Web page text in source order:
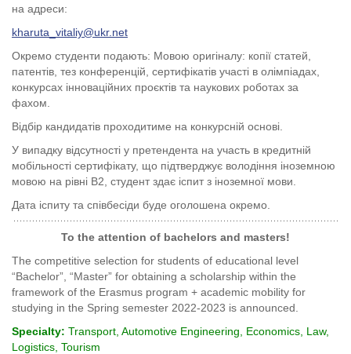
на адреси:
kharuta_vitaliy@ukr.net
Окремо студенти подають: Мовою оригіналу: копії статей,
патентів, тез конференцій, сертифікатів участі в олімпіадах,
конкурсах інноваційних проєктів та наукових роботах за
фахом.
Відбір кандидатів проходитиме на конкурсній основі.
У випадку відсутності у претендента на участь в кредитній
мобільності сертифікату, що підтверджує володіння іноземною
мовою на рівні В2, студент здає іспит з іноземної мови.
Дата іспиту та співбесіди буде оголошена окремо.
To the attention of bachelors and masters!
The competitive selection for students of educational level
“Bachelor”, “Master” for obtaining a scholarship within the
framework of the Erasmus program + academic mobility for
studying in the Spring semester 2022-2023 is announced.
Specialty: Transport, Automotive Engineering, Economics, Law,
Logistics, Tourism